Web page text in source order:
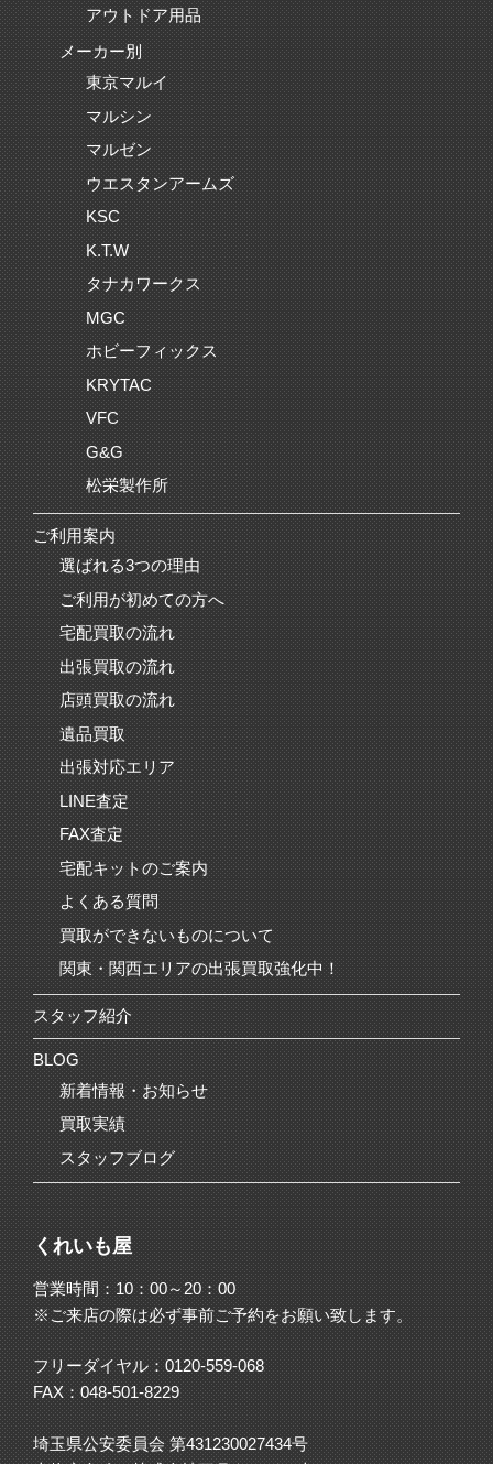
アウトドア用品
メーカー別
東京マルイ
マルシン
マルゼン
ウエスタンアームズ
KSC
K.T.W
タナカワークス
MGC
ホビーフィックス
KRYTAC
VFC
G&G
松栄製作所
ご利用案内
選ばれる3つの理由
ご利用が初めての方へ
宅配買取の流れ
出張買取の流れ
店頭買取の流れ
遺品買取
出張対応エリア
LINE査定
FAX査定
宅配キットのご案内
よくある質問
買取ができないものについて
関東・関西エリアの出張買取強化中！
スタッフ紹介
BLOG
新着情報・お知らせ
買取実績
スタッフブログ
くれいも屋
営業時間：10：00～20：00
※ご来店の際は必ず事前ご予約をお願い致します。
フリーダイヤル：0120-559-068
FAX：048-501-8229
埼玉県公安委員会 第431230027434号